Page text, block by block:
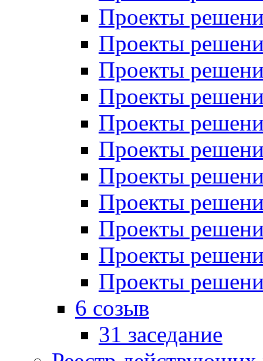
Проекты
Проекты
Проекты
Проекты
Проекты
Проекты
Проекты
Проекты
Проекты
Проекты
Проекты
6 созыв
31 заседание